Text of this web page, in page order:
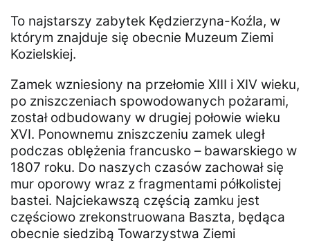
To najstarszy zabytek Kędzierzyna-Koźla, w
którym znajduje się obecnie Muzeum Ziemi
Kozielskiej.
Zamek wzniesiony na przełomie XIII i XIV wieku,
po zniszczeniach spowodowanych pożarami,
został odbudowany w drugiej połowie wieku
XVI. Ponownemu zniszczeniu zamek uległ
podczas oblężenia francusko – bawarskiego w
1807 roku. Do naszych czasów zachował się
mur oporowy wraz z fragmentami półkolistej
bastei. Najciekawszą częścią zamku jest
częściowo zrekonstruowana Baszta, będąca
obecnie siedzibą Towarzystwa Ziemi